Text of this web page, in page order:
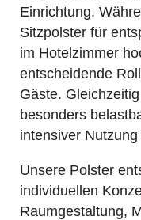
Einrichtung.
Sitzpolster für
im Hotelzimmer
entscheidende
Gäste.
besonders
intensiver
Unsere Polster
individuellen
Raumgestaltung,